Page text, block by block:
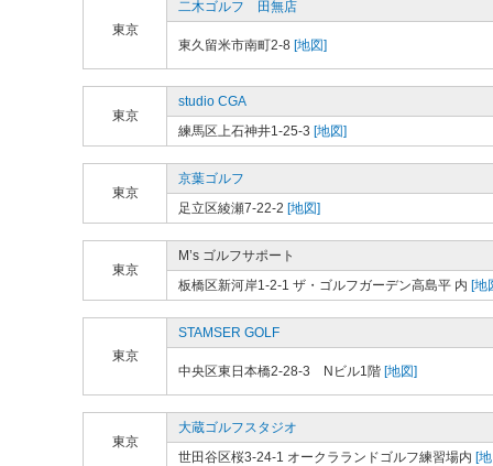
東京
二木ゴルフ 田無店
東久留米市南町2-8 [地図]
東京
studio CGA
練馬区上石神井1-25-3 [地図]
東京
京葉ゴルフ
足立区綾瀬7-22-2 [地図]
東京
M’s ゴルフサポート
板橋区新河岸1-2-1 ザ・ゴルフガーデン高島平 内 [地
東京
STAMSER GOLF
中央区東日本橋2-28-3 Nビル1階 [地図]
東京
大蔵ゴルフスタジオ
世田谷区桜3-24-1 オークラランドゴルフ練習場内 [